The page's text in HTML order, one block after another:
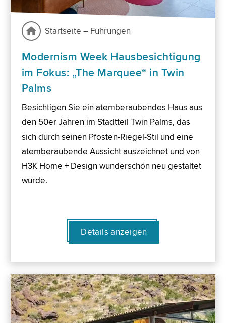
Startseite – Führungen
Modernism Week Hausbesichtigung
im Fokus: „The Marquee“ in Twin
Palms
Besichtigen Sie ein atemberaubendes Haus aus
den 50er Jahren im Stadtteil Twin Palms, das
sich durch seinen Pfosten-Riegel-Stil und eine
atemberaubende Aussicht auszeichnet und von
H3K Home + Design wunderschön neu gestaltet
wurde.
Details anzeigen